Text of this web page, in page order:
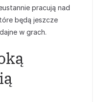
pracują nad
będą jeszcze
w grach.